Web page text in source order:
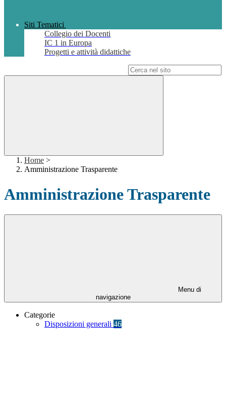
Siti Tematici
Collegio dei Docenti
IC 1 in Europa
Progetti e attività didattiche
Home >
Amministrazione Trasparente
Amministrazione Trasparente
Menu di
navigazione
Categorie
Disposizioni generali 46